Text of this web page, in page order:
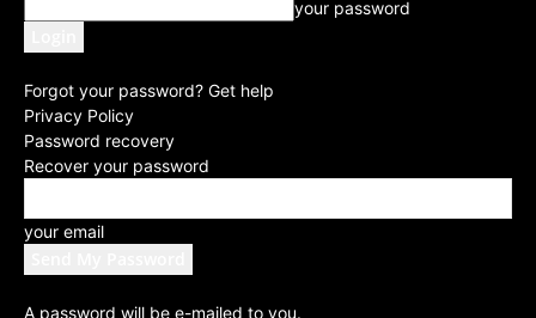
your password
Forgot your password? Get help
Privacy Policy
Password recovery
Recover your password
your email
A password will be e-mailed to you.